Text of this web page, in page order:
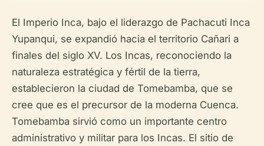
El Imperio Inca, bajo el liderazgo de Pachacuti Inca
Yupanqui, se expandió hacia el territorio Cañari a
finales del siglo XV. Los Incas, reconociendo la
naturaleza estratégica y fértil de la tierra,
establecieron la ciudad de Tomebamba, que se
cree que es el precursor de la moderna Cuenca.
Tomebamba sirvió como un importante centro
administrativo y militar para los Incas. El sitio de